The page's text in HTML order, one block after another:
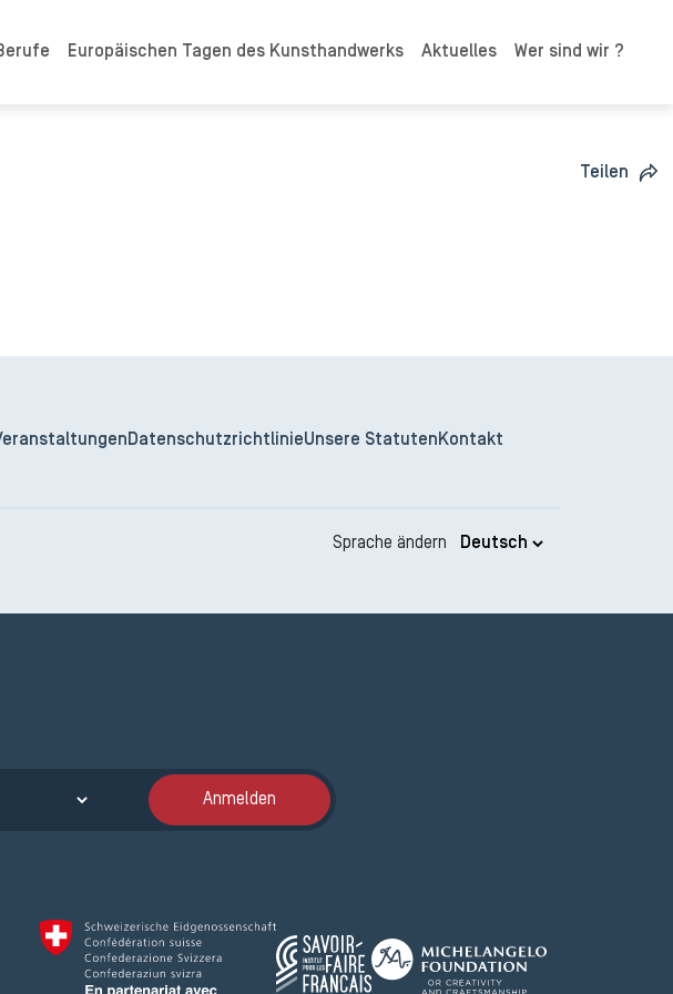
Europäischen Tagen des Kunsthandwerks Aktuelles Wer sind wir ?
Teilen
DatenschutzrichtlinieUnsere Statuten Kontakt
Sprache ändern
Anmelden